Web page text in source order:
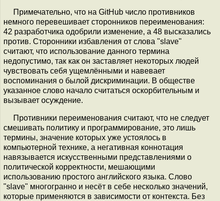
Примечательно, что на GitHub число противников
немного перевешивает сторонников переименования:
42 разработчика одобрили изменение, а 48 высказались
против. Сторонники избавления от слова "slave"
считают, что использование данного термина
недопустимо, так как он заставляет некоторых людей
чувствовать себя ущемлёнными и навевает
воспоминания о былой дискриминации. В обществе
указанное слово начало считаться оскорбительным и
вызывает осуждение.
Противники переименования считают, что не следует
смешивать политику и программирование, это лишь
термины, значение которых уже устоялось в
компьютерной технике, а негативная коннотация
навязывается искусственными представлениями о
политической корректности, мешающими
использованию простого английского языка. Слово
"slave" многогранно и несёт в себе несколько значений,
которые применяются в зависимости от контекста. Без